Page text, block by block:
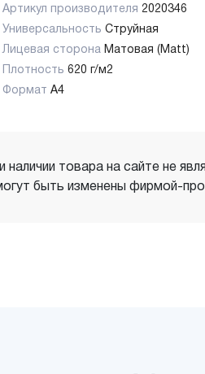
Артикул производителя 2020346
Универсальность Струйная
Лицевая сторона Матовая (Matt)
Плотность 620 г/м2
Формат А4
товара на сайте не
быть изменены фирмой-